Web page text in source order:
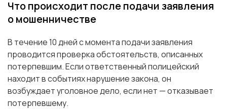
Что происходит после подачи заявления
о мошенничестве
В течение 10 дней с момента подачи заявления
проводится проверка обстоятельств, описанных
потерпевшим. Если ответственный полицейский
находит в событиях нарушение закона, он
возбуждает уголовное дело, если нет — отказывает
потерпевшему.